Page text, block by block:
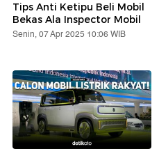
Tips Anti Ketipu Beli Mobil
Bekas Ala Inspector Mobil
Senin, 07 Apr 2025 10:06 WIB